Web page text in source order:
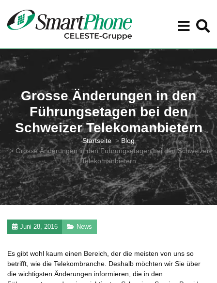
Grosse Änderungen in den
Führungsetagen bei den
Schweizer Telekomanbietern
Startseite >Blog
Grosse Änderungen in den Führungsetagen bei den Schweizer
Telekomanbietern
Juni 28, 2016 News
Es gibt wohl kaum einen Bereich, der die meisten von uns so
betrifft, wie die Telekombranche. Deshalb möchten wir Sie über
die wichtigsten Änderungen informieren, die in den